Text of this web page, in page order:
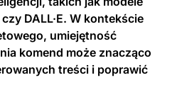
DALL·E. W kontekście
umiejętność
komend może znacząco
treści i poprawić